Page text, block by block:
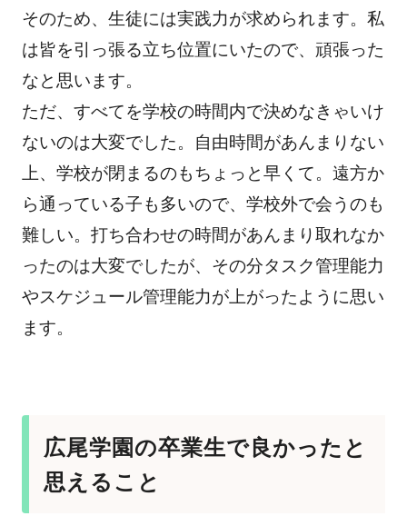
そのため、生徒には実践力が求められます。私
は皆を引っ張る立ち位置にいたので、頑張った
なと思います。
ただ、すべてを学校の時間内で決めなきゃいけ
ないのは大変でした。自由時間があんまりない
上、学校が閉まるのもちょっと早くて。遠方か
ら通っている子も多いので、学校外で会うのも
難しい。打ち合わせの時間があんまり取れなか
ったのは大変でしたが、その分タスク管理能力
やスケジュール管理能力が上がったように思い
ます。
広尾学園の卒業生で良かったと
思えること